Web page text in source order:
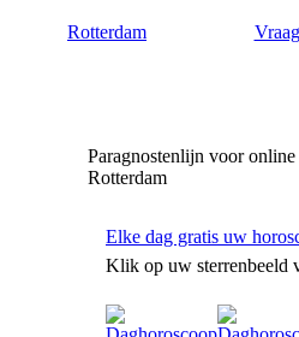
Rotterdam
Paragnostenlijn voor
Rotterdam
Elke dag gratis uw
Klik op uw sterrenbeeld